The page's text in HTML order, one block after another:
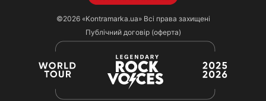
©2026 «Kontramarka.ua»Всі права захищені
Публічний договір (оферта)